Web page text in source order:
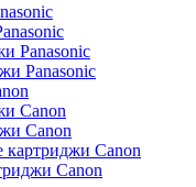
Panasonic
Panasonic
Canon
Canon
Canon
Canon